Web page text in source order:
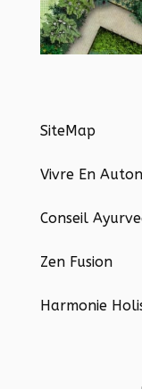
SiteMap
Vivre En
Conseil
Zen Fusion
Harmonie